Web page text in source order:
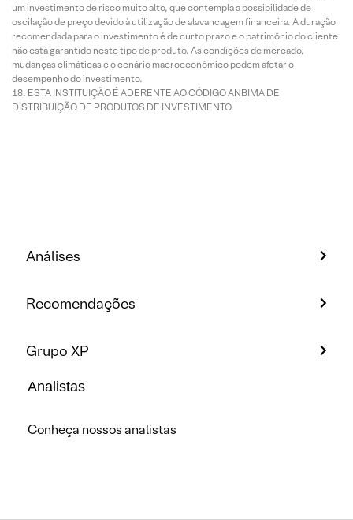
um investimento de risco muito alto, que contempla a possibilidade de
oscilação de preço devido à utilização de alavancagem financeira. A duração
recomendada para o investimento é de curto prazo e o patrimônio do cliente
não está garantido neste tipo de produto. As condições de mercado,
mudanças climáticas e o cenário macroeconômico podem afetar o
desempenho do investimento.
ESTA INSTITUIÇÃO É ADERENTE AO CÓDIGO ANBIMA DE
DISTRIBUIÇÃO DE PRODUTOS DE INVESTIMENTO.
Análises
Recomendações
Grupo XP
Analistas
Conheça nossos analistas